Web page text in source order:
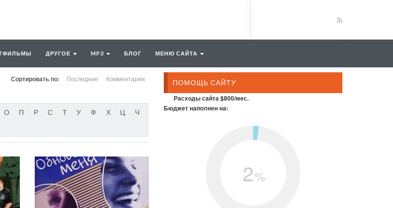
ДРУГОЕ MP3 БЛОГ МЕНЮ САЙТА
Сортировать по: Последние Комментарии
О П Р С Т У Ф Х Ц
Ч
ПОМОЩЬ САЙТУ
Расходы сайта $800/мес.
Бюджет наполнен на:
2%